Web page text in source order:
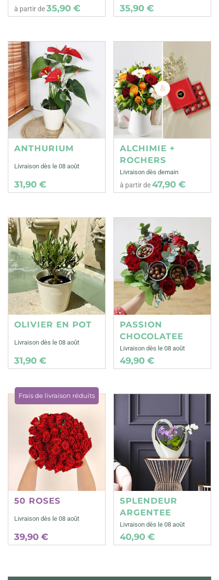
à partir de35,90 € 35,90 €
ANTHURIUM
Livraison dès le 08 août
31,90 €
ALCHIMIE +
ROCHERS
Livraison dès demain
à partir de47,90 €
OLIVIER EN POT
Livraison dès le 08 août
31,90 €
PASSION
CHOCOLATEE
Livraison dès le 08 août
49,90 €
Frais de livraison réduits
50 ROSES
Livraison dès le 08 août
39,90 €
SPLENDEUR
ARGENTEE
Livraison dès le 08 août
40,90 €